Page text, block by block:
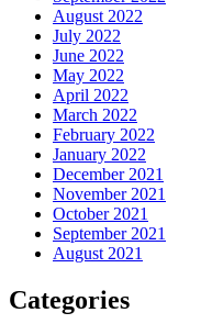
August 2022
July 2022
June 2022
May 2022
April 2022
March 2022
February 2022
January 2022
December 2021
November 2021
October 2021
September 2021
August 2021
Categories